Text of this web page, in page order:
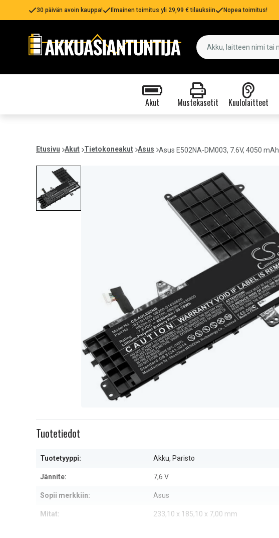
30 päivän avoin kauppa! Ilmainen toimitus yli 29,99 € tilauksiin Nopea toimitus!
Akut Mustekasetit Kuulolaitteet
Etusivu Akut Tietokoneakut Asus Asus E502NA-DM003, 7.6V, 4050 mAh
Tuotetiedot
Tuotetyyppi: Akku, Paristo
Jännite: 7,6 V
Sopii merkkiin: Asus
Mitat: 233,10 x 185,10 x 7,00 mm